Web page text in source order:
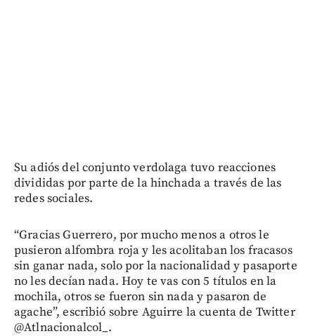
Su adiós del conjunto verdolaga tuvo reacciones
divididas por parte de la hinchada a través de las
redes sociales.
“Gracias Guerrero, por mucho menos a otros le
pusieron alfombra roja y les acolitaban los fracasos
sin ganar nada, solo por la nacionalidad y pasaporte
no les decían nada. Hoy te vas con 5 títulos en la
mochila, otros se fueron sin nada y pasaron de
agache”, escribió sobre Aguirre la cuenta de Twitter
@Atlnacionalcol_.